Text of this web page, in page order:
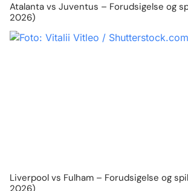
Atalanta vs Juventus – Forudsigelse og
2026)
Liverpool vs Fulham – Forudsigelse og